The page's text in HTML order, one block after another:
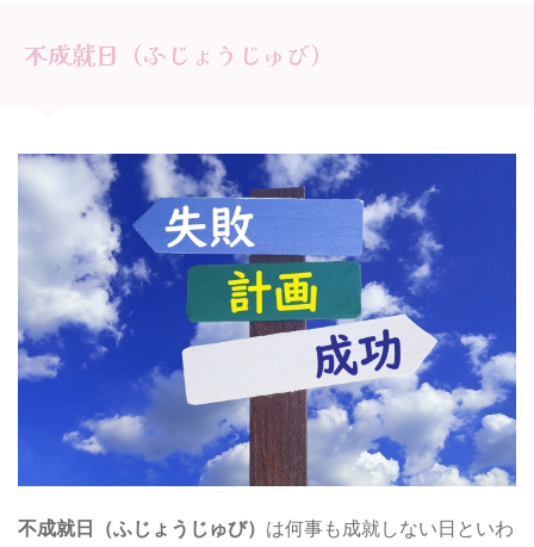
不成就日（ふじょうじゅび）
不成就日（ふじょうじゅび） は何事も成就しない日といわ